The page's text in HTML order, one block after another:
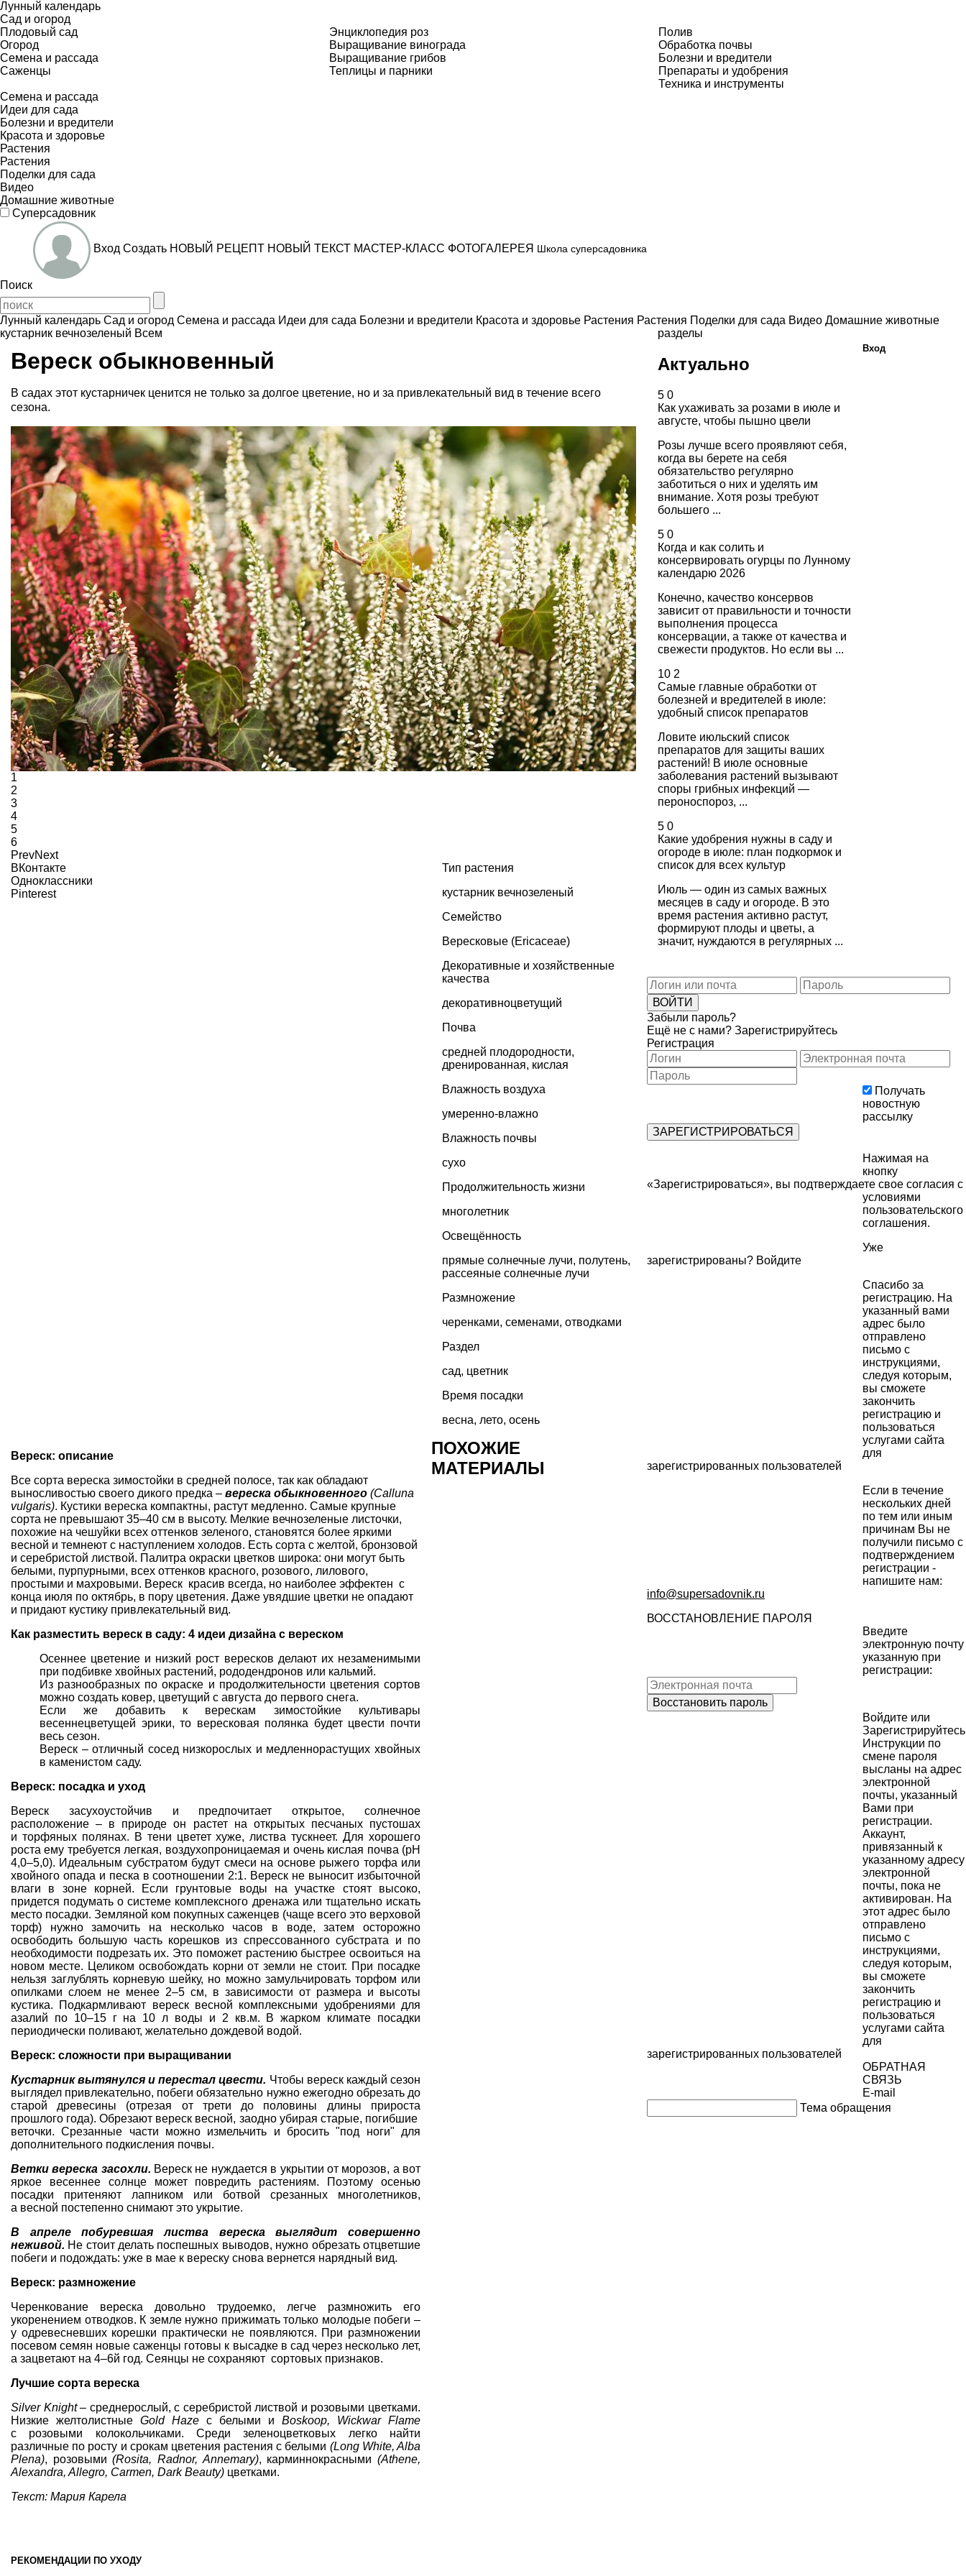
Лунный календарь
Сад и огород
Плодовый сад
Огород
Семена и рассада
Саженцы
Энциклопедия роз
Выращивание винограда
Выращивание грибов
Теплицы и парники
Полив
Обработка почвы
Болезни и вредители
Препараты и удобрения
Техника и инструменты
Семена и рассада
Идеи для сада
Болезни и вредители
Красота и здоровье
Растения
Растения
Поделки для сада
Видео
Домашние животные
Суперсадовник
Вход Создать НОВЫЙ РЕЦЕПТ НОВЫЙ ТЕКСТ МАСТЕР-КЛАСС ФОТОГАЛЕРЕЯ Школа суперсадовника
Поиск
Лунный календарь Сад и огород Семена и рассада Идеи для сада Болезни и вредители Красота и здоровье Растения Растения Поделки для сада Видео Домашние животные
кустарник вечнозеленый Всем
Вереск обыкновенный
В садах этот кустарничек ценится не только за долгое цветение, но и за привлекательный вид в течение всего
сезона.
1
2
3
4
5
6
PrevNext
ВКонтакте
Одноклассники
Pinterest
Тип растения
кустарник вечнозеленый
Семейство
Вересковые (Ericaceae)
Декоративные и хозяйственные
качества
декоративноцветущий
Почва
средней плодородности,
дренированная, кислая
Влажность воздуха
умеренно-влажно
Влажность почвы
сухо
Продолжительность жизни
многолетник
Освещённость
прямые солнечные лучи, полутень,
рассеяные солнечные лучи
Размножение
черенками, семенами, отводками
Раздел
сад, цветник
Время посадки
весна, лето, осень
Вереск: описание
Все сорта вереска зимостойки в средней полосе, так как обладают
выносливостью своего дикого предка – вереска обыкновенного (Calluna
vulgaris). Кустики вереска компактны, растут медленно. Самые крупные
сорта не превышают 35–40 см в высоту. Мелкие вечнозеленые листочки,
похожие на чешуйки всех оттенков зеленого, становятся более яркими
весной и темнеют с наступлением холодов. Есть сорта с желтой, бронзовой
и серебристой листвой. Палитра окраски цветков широка: они могут быть
белыми, пурпурными, всех оттенков красного, розового, лилового,
простыми и махровыми. Вереск красив всегда, но наиболее эффектен с
конца июля по октябрь, в пору цветения. Даже увядшие цветки не опадают
и придают кустику привлекательный вид.
Как разместить вереск в саду: 4 идеи дизайна с вереском
Осеннее цветение и низкий рост вересков делают их незаменимыми
при подбивке хвойных растений, рододендронов или кальмий.
Из разнообразных по окраске и продолжительности цветения сортов
можно создать ковер, цветущий с августа до первого снега.
Если же добавить к верескам зимостойкие культивары
весеннецветущей эрики, то вересковая полянка будет цвести почти
весь сезон.
Вереск – отличный сосед низкорослых и медленнорастущих хвойных
в каменистом саду.
Вереск: посадка и уход
Вереск засухоустойчив и предпочитает открытое, солнечное
расположение – в природе он растет на открытых песчаных пустошах
и торфяных полянах. В тени цветет хуже, листва тускнеет. Для хорошего
роста ему требуется легкая, воздухопроницаемая и очень кислая почва (pH
4,0–5,0). Идеальным субстратом будут смеси на основе рыжего торфа или
хвойного опада и песка в соотношении 2:1. Вереск не выносит избыточной
влаги в зоне корней. Если грунтовые воды на участке стоят высоко,
придется подумать о системе комплексного дренажа или тщательно искать
место посадки. Земляной ком покупных саженцев (чаще всего это верховой
торф) нужно замочить на несколько часов в воде, затем осторожно
освободить большую часть корешков из спрессованного субстрата и по
необходимости подрезать их. Это поможет растению быстрее освоиться на
новом месте. Целиком освобождать корни от земли не стоит. При посадке
нельзя заглублять корневую шейку, но можно замульчировать торфом или
опилками слоем не менее 2–5 см, в зависимости от размера и высоты
кустика. Подкармливают вереск весной комплексными удобрениями для
азалий по 10–15 г на 10 л воды и 2 кв.м. В жарком климате посадки
периодически поливают, желательно дождевой водой.
Вереск: сложности при выращивании
Кустарник вытянулся и перестал цвести. Чтобы вереск каждый сезон
выглядел привлекательно, побеги обязательно нужно ежегодно обрезать до
старой древесины (отрезая от трети до половины длины прироста
прошлого года). Обрезают вереск весной, заодно убирая старые, погибшие
веточки. Срезанные части можно измельчить и бросить "под ноги" для
дополнительного подкисления почвы.
Ветки вереска засохли. Вереск не нуждается в укрытии от морозов, а вот
яркое весеннее солнце может повредить растениям. Поэтому осенью
посадки притеняют лапником или ботвой срезанных многолетников,
а весной постепенно снимают это укрытие.
В апреле побуревшая листва вереска выглядит совершенно
неживой. Не стоит делать поспешных выводов, нужно обрезать отцветшие
побеги и подождать: уже в мае к вереску снова вернется нарядный вид.
Вереск: размножение
Черенкование вереска довольно трудоемко, легче размножить его
укоренением отводков. К земле нужно прижимать только молодые побеги –
у одревесневших корешки практически не появляются. При размножении
посевом семян новые саженцы готовы к высадке в сад через несколько лет,
а зацветают на 4–6­й год. Сеянцы не сохраняют сортовых признаков.
Лучшие сорта вереска
Silver Knight– среднерослый, с серебристой листвой и розовыми цветками.
Низкие желтолистные Gold Haze с белыми и Boskoop, Wickwar Flame
с розовыми колокольчиками. Среди зеленоцветковых легко найти
различные по росту и срокам цветения растения с белыми (Long White, Alba
Plena), розовыми(Rosita, Radnor, Annemary), карминно­красными (Athene,
Alexandra, Allegro, Carmen, Dark Beauty) цветками.
Текст: Мария Карела
РЕКОМЕНДАЦИИ ПО УХОДУ
ПОХОЖИЕ
МАТЕРИАЛЫ
разделы
Актуально
5 0
Как ухаживать за розами в июле и
августе, чтобы пышно цвели
Розы лучше всего проявляют себя,
когда вы берете на себя
обязательство регулярно
заботиться о них и уделять им
внимание. Хотя розы требуют
большего ...
5 0
Когда и как солить и
консервировать огурцы по Лунному
календарю 2026
Конечно, качество консервов
зависит от правильности и точности
выполнения процесса
консервации, а также от качества и
свежести продуктов. Но если вы ...
10 2
Самые главные обработки от
болезней и вредителей в июле:
удобный список препаратов
Ловите июльский список
препаратов для защиты ваших
растений! В июле основные
заболевания растений вызывают
споры грибных инфекций —
пероноспороз, ...
5 0
Какие удобрения нужны в саду и
огороде в июле: план подкормок и
список для всех культур
Июль — один из самых важных
месяцев в саду и огороде. В это
время растения активно растут,
формируют плоды и цветы, а
значит, нуждаются в регулярных ...
Вход
Забыли пароль?
Ещё не с нами? Зарегистрируйтесь
Регистрация
Получать
новостную
рассылку
Нажимая на
кнопку
«Зарегистрироваться», вы подтверждаете свое согласия с
условиями
пользовательского
соглашения.
Уже
зарегистрированы? Войдите
Спасибо за
регистрацию. На
указанный вами
адрес было
отправлено
письмо с
инструкциями,
следуя которым,
вы сможете
закончить
регистрацию и
пользоваться
услугами сайта
для
зарегистрированных пользователей
Если в течение
нескольких дней
по тем или иным
причинам Вы не
получили письмо с
подтверждением
регистрации -
напишите нам:
info@supersadovnik.ru
ВОССТАНОВЛЕНИЕ ПАРОЛЯ
Введите
электронную почту
указанную при
регистрации:
Войдите или
Зарегистрируйтесь
Инструкции по
смене пароля
высланы на адрес
электронной
почты, указанный
Вами при
регистрации.
Аккаунт,
привязанный к
указанному адресу
электронной
почты, пока не
активирован. На
этот адрес было
отправлено
письмо с
инструкциями,
следуя которым,
вы сможете
закончить
регистрацию и
пользоваться
услугами сайта
для
зарегистрированных пользователей
ОБРАТНАЯ
СВЯЗЬ
E-mail
Тема обращения